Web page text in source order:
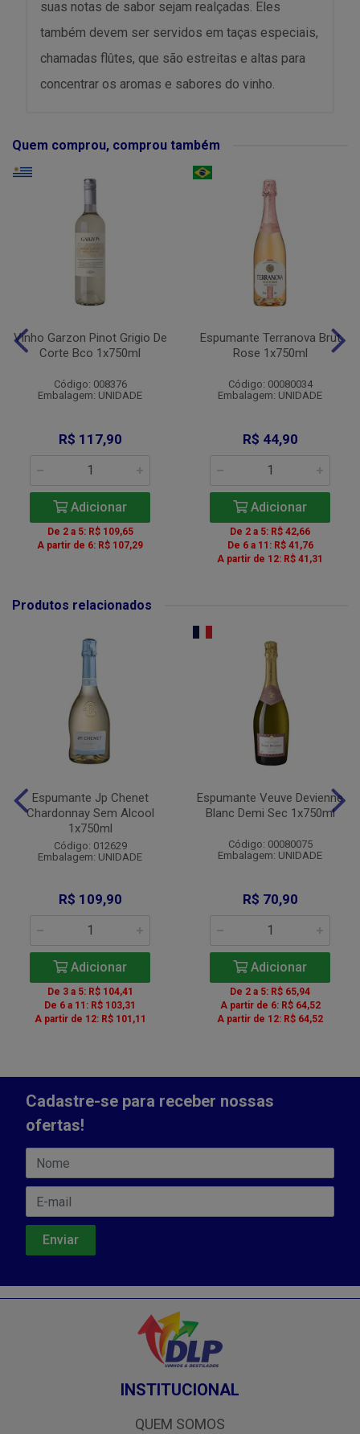
suas notas de sabor sejam realçadas. Eles
também devem ser servidos em taças especiais,
chamadas flûtes, que são estreitas e altas para
concentrar os aromas e sabores do vinho.
Quem comprou, comprou também
Vinho Garzon Pinot Grigio De
Corte Bco 1x750ml
Código: 008376
Embalagem: UNIDADE
R$ 117,90
Adicionar
De 2 a 5: R$ 109,65
A partir de 6: R$ 107,29
Espumante Terranova Brut
Rose 1x750ml
Código: 00080034
Embalagem: UNIDADE
R$ 44,90
Adicionar
De 2 a 5: R$ 42,66
De 6 a 11: R$ 41,76
A partir de 12: R$ 41,31
Produtos relacionados
Espumante Jp Chenet
Chardonnay Sem Alcool
1x750ml
Código: 012629
Embalagem: UNIDADE
R$ 109,90
Adicionar
De 3 a 5: R$ 104,41
De 6 a 11: R$ 103,31
A partir de 12: R$ 101,11
Espumante Veuve Devienne
Blanc Demi Sec 1x750ml
Código: 00080075
Embalagem: UNIDADE
R$ 70,90
Adicionar
De 2 a 5: R$ 65,94
A partir de 6: R$ 64,52
A partir de 12: R$ 64,52
Cadastre-se para receber nossas
ofertas!
INSTITUCIONAL
QUEM SOMOS